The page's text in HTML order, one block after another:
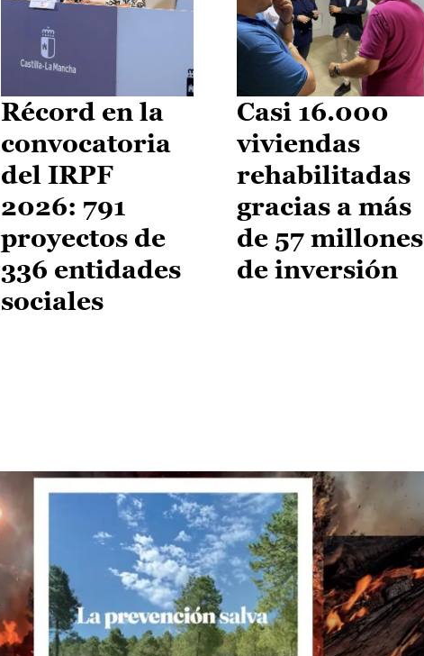
Récord en la
convocatoria
del IRPF
2026: 791
proyectos de
336 entidades
sociales
Casi 16.000
viviendas
rehabilitadas
gracias a más
de 57 millones
de inversión